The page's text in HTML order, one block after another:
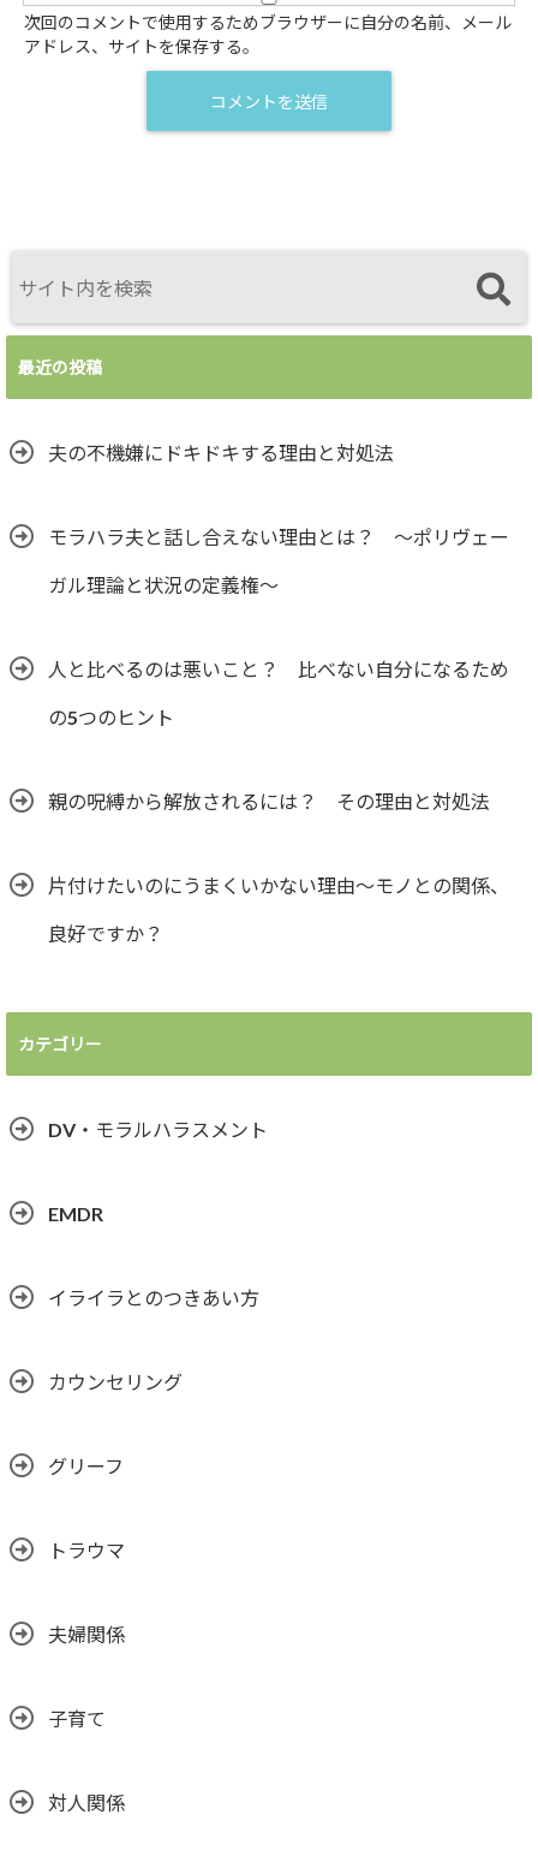
次回のコメントで使用するためブラウザーに自分の名前、メール
アドレス、サイトを保存する。
最近の投稿
夫の不機嫌にドキドキする理由と対処法
モラハラ夫と話し合えない理由とは？ ～ポリヴェー
ガル理論と状況の定義権～
人と比べるのは悪いこと？ 比べない自分になるため
の5つのヒント
親の呪縛から解放されるには？ その理由と対処法
片付けたいのにうまくいかない理由～モノとの関係、
良好ですか？
カテゴリー
DV・モラルハラスメント
EMDR
イライラとのつきあい方
カウンセリング
グリーフ
トラウマ
夫婦関係
子育て
対人関係